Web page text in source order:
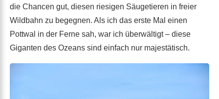
die Chancen gut, diesen riesigen Säugetieren in freier
Wildbahn zu begegnen. Als ich das erste Mal einen
Pottwal in der Ferne sah, war ich überwältigt – diese
Giganten des Ozeans sind einfach nur majestätisch.